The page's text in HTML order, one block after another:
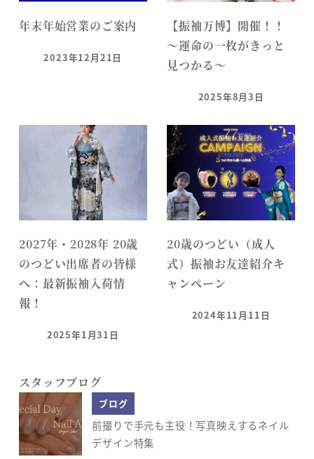
年末年始営業のご案内
投稿日
2023年12月21日
【振袖万博】開催！！
～運命の一枚がきっと
見つかる～
投稿日
2025年8月3日
2027年・2028年 20歳
のつどい出席者の皆様
へ：最新振袖入荷情
報！
投稿日
2025年1月31日
20歳のつどい（成人
式）振袖お友達紹介キ
ャンペーン
投稿日
2024年11月11日
スタッフブログ
ブログ
前撮りで手元も主役！写真映えするネイル
デザイン特集